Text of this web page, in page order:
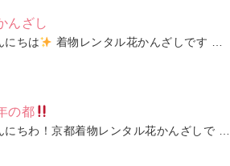
んざし
にちは 着物レンタル花かんざしです …
の都
にちわ！京都着物レンタル花かんざしで …